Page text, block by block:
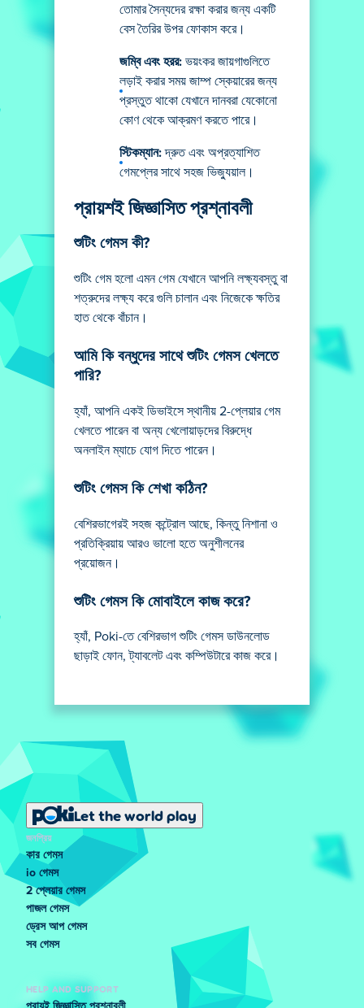
তোমার সৈন্যদের রক্ষা করার জন্য একটি
বেস তৈরির উপর ফোকাস করে।
জম্বি এবং হরর: ভয়ংকর জায়গাগুলিতে
লড়াই করার সময় জাম্প স্কেয়ারের জন্য
প্রস্তুত থাকো যেখানে দানবরা যেকোনো
কোণ থেকে আক্রমণ করতে পারে।
স্টিকম্যান:দ্রুত এবং অপ্রত্যাশিত
গেমপ্লের সাথে সহজ ভিজ্যুয়াল।
প্রায়শই জিজ্ঞাসিত প্রশ্নাবলী
শুটিং গেমস কী?
শুটিং গেম হলো এমন গেম যেখানে আপনি লক্ষ্যবস্তু বা
শত্রুদের লক্ষ্য করে গুলি চালান এবং নিজেকে ক্ষতির
হাত থেকে বাঁচান।
আমি কি বন্ধুদের সাথে শুটিং গেমস খেলতে
পারি?
হ্যাঁ, আপনি একই ডিভাইসে স্থানীয় 2-প্লেয়ার গেম
খেলতে পারেন বা অন্য খেলোয়াড়দের বিরুদ্ধে
অনলাইন ম্যাচে যোগ দিতে পারেন।
শুটিং গেমস কি শেখা কঠিন?
বেশিরভাগেরই সহজ কন্ট্রোল আছে, কিন্তু নিশানা ও
প্রতিক্রিয়ায় আরও ভালো হতে অনুশীলনের
প্রয়োজন।
শুটিং গেমস কি মোবাইলে কাজ করে?
হ্যাঁ, Poki-তে বেশিরভাগ শুটিং গেমস ডাউনলোড
ছাড়াই ফোন, ট্যাবলেট এবং কম্পিউটারে কাজ করে।
Let the world play
জনপ্রিয়
কার গেমস
io গেমস
2 প্লেয়ার গেমস
পাজল গেমস
ড্রেস আপ গেমস
সব গেমস
HELP AND SUPPORT